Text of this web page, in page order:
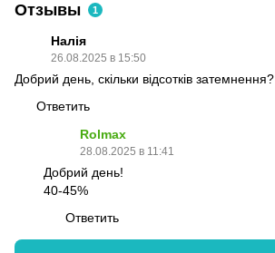
Отзывы 1
Налія
26.08.2025 в 15:50
Добрий день, скільки відсотків затемнення?
Ответить
Rolmax
28.08.2025 в 11:41
Добрий день!
40-45%
Ответить